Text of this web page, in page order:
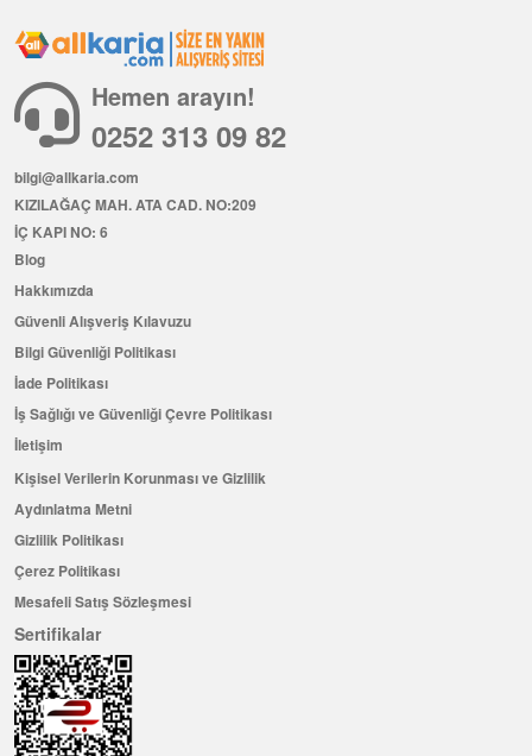
Hemen arayın!
0252 313 09 82
bilgi@allkaria.com
KIZILAĞAÇ MAH. ATA CAD. NO:209
İÇ KAPI NO: 6
Blog
Hakkımızda
Güvenli Alışveriş Kılavuzu
Bilgi Güvenliği Politikası
İade Politikası
İş Sağlığı ve Güvenliği Çevre Politikası
İletişim
Kişisel Verilerin Korunması ve Gizlilik
Aydınlatma Metni
Gizlilik Politikası
Çerez Politikası
Mesafeli Satış Sözleşmesi
Sertifikalar